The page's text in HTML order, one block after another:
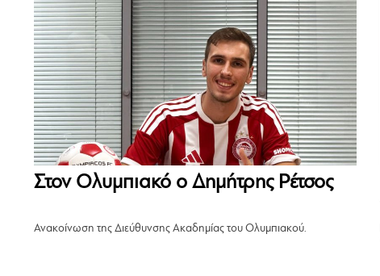
Στον Ολυμπιακό ο Δημήτρης Ρέτσος
Ανακοίνωση της Διεύθυνσης Ακαδημίας του Ολυμπιακού.